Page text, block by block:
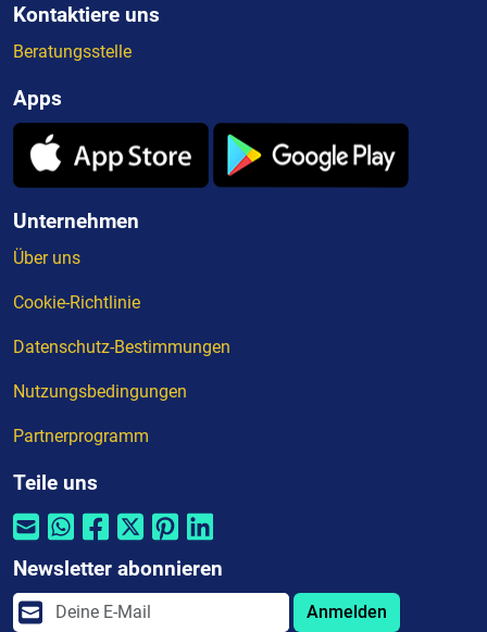
Kontaktiere uns
Beratungsstelle
Apps
Unternehmen
Über uns
Cookie-Richtlinie
Datenschutz-Bestimmungen
Nutzungsbedingungen
Partnerprogramm
Teile uns
Newsletter abonnieren
Anmelden